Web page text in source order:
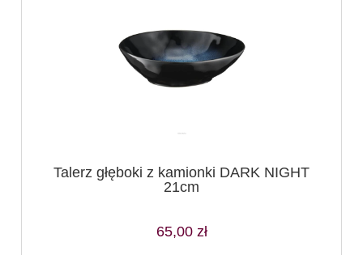
Talerz głęboki z kamionki DARK NIGHT
21cm
65,00 zł